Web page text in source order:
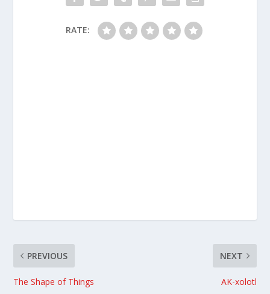
RATE:
PREVIOUS
The Shape of Things
NEXT
AK-xolotl